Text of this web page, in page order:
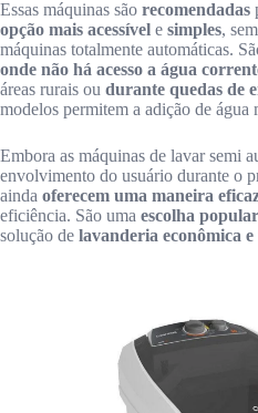
Essas máquinas são recomendadas
opção mais acessível e simples,
máquinas totalmente automáticas.
onde não há acesso a água
áreas rurais ou durante quedas de
modelos permitem a adição de água
Embora as máquinas de lavar semi
envolvimento do usuário durante o
ainda oferecem uma maneira
eficiência. São uma escolha popular
solução de lavanderia econômica